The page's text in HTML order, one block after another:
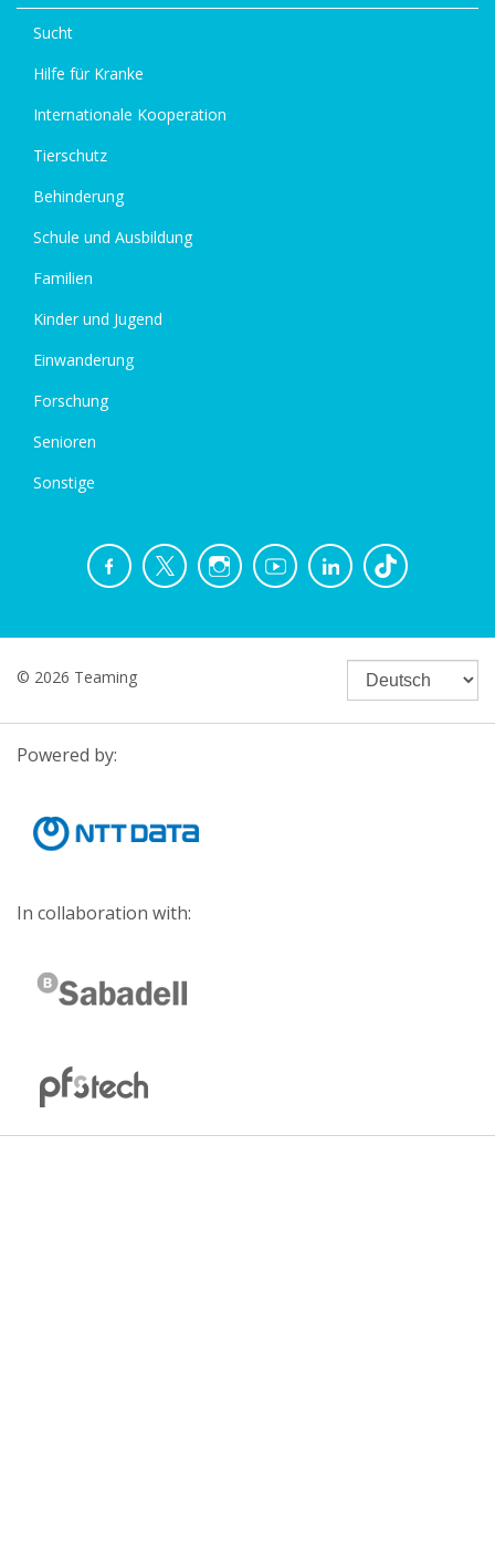
Sucht
Hilfe für Kranke
Internationale Kooperation
Tierschutz
Behinderung
Schule und Ausbildung
Familien
Kinder und Jugend
Einwanderung
Forschung
Senioren
Sonstige
© 2026 Teaming
Powered by:
In collaboration with: